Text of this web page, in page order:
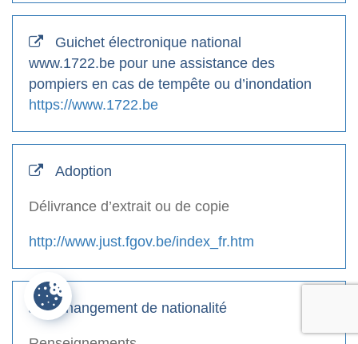
Guichet électronique national
www.1722.be pour une assistance des
pompiers en cas de tempête ou d’inondation
https://www.1722.be
Adoption
Délivrance d’extrait ou de copie
http://www.just.fgov.be/index_fr.htm
Changement de nationalité